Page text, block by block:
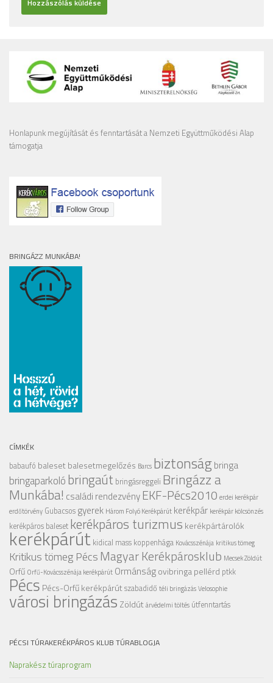
Honlapunk megújítását és fenntartását a Nemzeti Együttműködési Alap
támogatja
BRINGÁZZ MUNKÁBA!
CÍMKÉK
babaufó balesetbalesetmegelőzés Barcs biztonságbringa
bringaparkolóbringaút bringásreggeli Bringázz a
Munkába! családi rendezvényEKF-Pécs2010 erdei kerékpár
erdőtörvény Gubacsos gyerek Három Folyó Kerékpárút kerékpár kerékpár kölcsönzés
kerékpáros baleset kerékpáros turizmus kerékpártárolók
kerékpárút kidical mass koppenhága Kovácsszénája kritikus tömeg
Kritikus tömeg PécsMagyar Kerékpárosklub Mecsek Zöldút
Orfű Orfű-Kovácsszénája kerékpárút Ormánságovibringapellérd ptkk
Pécs Pécs-Orfű kerékpárútszabadidő téli bringázásVelosophie
városi bringázás Zöldútárvédelmi töltés útfenntartás
PÉCSI TÚRAKERÉKPÁROS KLUB TÚRABLOGJA
Naprakész túraprogram